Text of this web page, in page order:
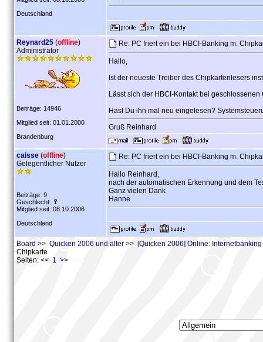
Deutschland
Reynard25 (offline)
Administrator
Beiträge: 14946
Mitglied seit: 01.01.2000
Brandenburg
Re: PC friert ein bei HBCI-Banking m.
Hallo,
Ist der neueste Treiber des Chipkartenlesers
Lässt sich der HBCI-Kontakt bei
Hast Du ihn mal neu eingelesen?
Gruß Reinhard
caisse (offline)
Gelegentlicher Nutzer
Beiträge: 9
Geschlecht:
Mitglied seit: 08.10.2006
Deutschland
Re: PC friert ein bei HBCI-Banking m.
Hallo Reinhard,
nach der automatischen Erkennung und dem
Ganz vielen Dank
Hanne
Board >> Quicken 2006 und älter >> [Quicken 2006] Online:
Chipkarte
Seiten: << 1 >>